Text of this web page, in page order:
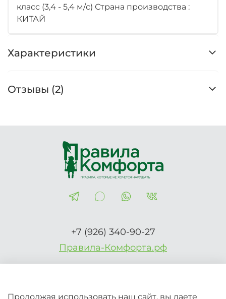
класс (3,4 - 5,4 м/с) Страна производства :
КИТАЙ
Характеристики
Отзывы (2)
+7 (926) 340-90-27
Правила-Комфорта.рф
2026 © Вся информация на сайте носит справочный
Продолжая использовать наш сайт, вы даете